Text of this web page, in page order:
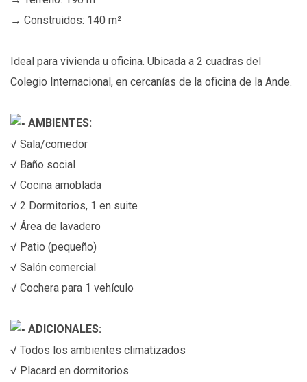
→ Construidos: 140 m²
Ideal para vivienda u oficina. Ubicada a 2 cuadras del
Colegio Internacional, en cercanías de la oficina de la Ande.
AMBIENTES:
√ Sala/comedor
√ Baño social
√ Cocina amoblada
√ 2 Dormitorios, 1 en suite
√ Área de lavadero
√ Patio (pequeño)
√ Salón comercial
√ Cochera para 1 vehículo
ADICIONALES:
√ Todos los ambientes climatizados
√ Placard en dormitorios